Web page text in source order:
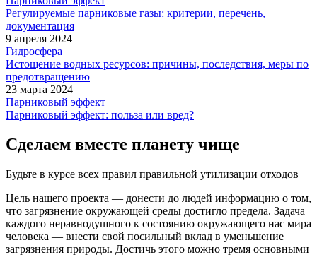
Регулируемые парниковые газы: критерии, перечень,
документация
9 апреля 2024
Гидросфера
Истощение водных ресурсов: причины, последствия, меры по
предотвращению
23 марта 2024
Парниковый эффект
Парниковый эффект: польза или вред?
Сделаем вместе планету чище
Будьте в курсе всех правил правильной утилизации отходов
Цель нашего проекта — донести до людей информацию о том,
что загрязнение окружающей среды достигло предела. Задача
каждого неравнодушного к состоянию окружающего нас мира
человека — внести свой посильный вклад в уменьшение
загрязнения природы. Достичь этого можно тремя основными